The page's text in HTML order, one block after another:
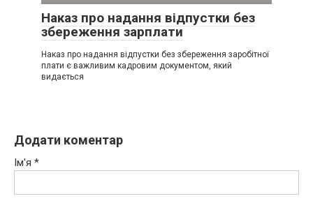
Наказ про надання відпустки без
збереження зарплати
Наказ про надання відпустки без збереження заробітної
плати є важливим кадровим документом, який
видається
Додати коментар
Ім'я *